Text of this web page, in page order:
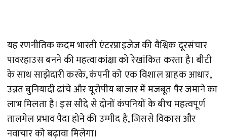
यह रणनीतिक कदम भारती एंटरप्राइजेज की वैश्विक दूरसंचार
पावरहाउस बनने की महत्वाकांक्षा को रेखांकित करता है। बीटी
के साथ साझेदारी करके, कंपनी को एक विशाल ग्राहक आधार,
उन्नत बुनियादी ढांचे और यूरोपीय बाजार में मजबूत पैर जमाने का
लाभ मिलता है। इस सौदे से दोनों कंपनियों के बीच महत्वपूर्ण
तालमेल प्रभाव पैदा होने की उम्मीद है, जिससे विकास और
नवाचार को बढ़ावा मिलेगा।